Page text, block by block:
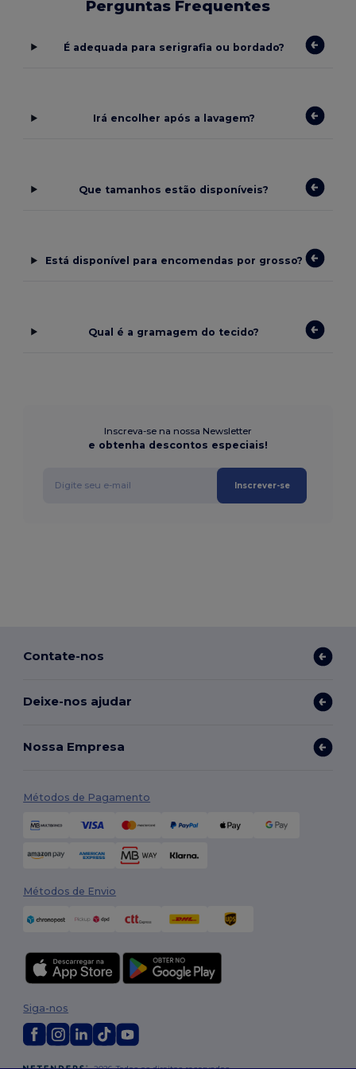
Perguntas Frequentes
É adequada para serigrafia ou bordado?
Irá encolher após a lavagem?
Que tamanhos estão disponíveis?
Está disponível para encomendas por grosso?
Qual é a gramagem do tecido?
Inscreva-se na nossa Newsletter
e obtenha descontos especiais!
Inscrever-se
Contate-nos
Deixe-nos ajudar
Nossa Empresa
Métodos de Pagamento
Métodos de Envio
Siga-nos